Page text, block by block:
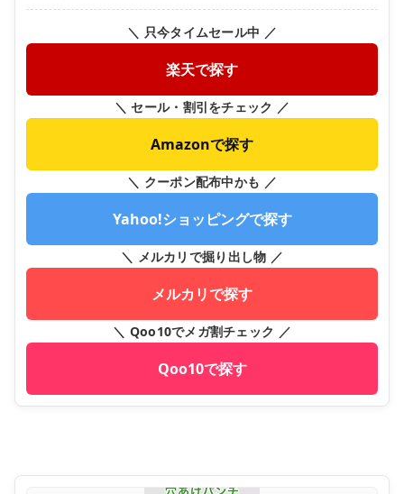
＼ 只今タイムセール中 ／
楽天で探す
＼ セール・割引をチェック ／
Amazonで探す
＼ クーポン配布中かも ／
Yahoo!ショッピングで探す
＼ メルカリで掘り出し物 ／
メルカリで探す
＼ Qoo10でメガ割チェック ／
Qoo10で探す